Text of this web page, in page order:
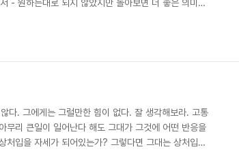
- 원하는대로 되지 않았지만 돌아보면 더 좋은 의미있
을 평온하게 하고 삶을 순조롭게...
다. 그에게는 그럴만한 힘이 없다. 잘 생각해보라. 고통
무리 큰일이 일어난다 해도 그대가 그것에 어떤 반응을
처입을 자세가 되어있는가? 그렇다면 그대는 상처입을